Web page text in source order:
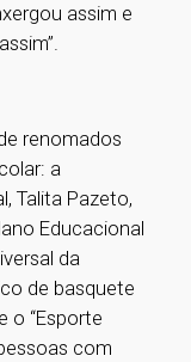
assim e
renomados
a
Talita Pazeto,
Educacional
da
de basquete
o “Esporte
com